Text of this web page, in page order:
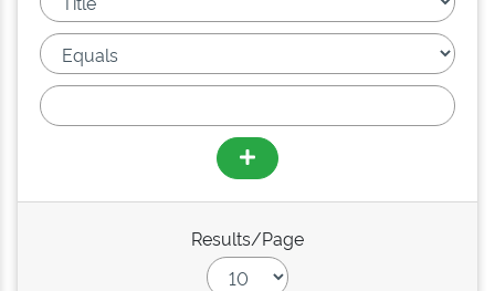
Results/Page